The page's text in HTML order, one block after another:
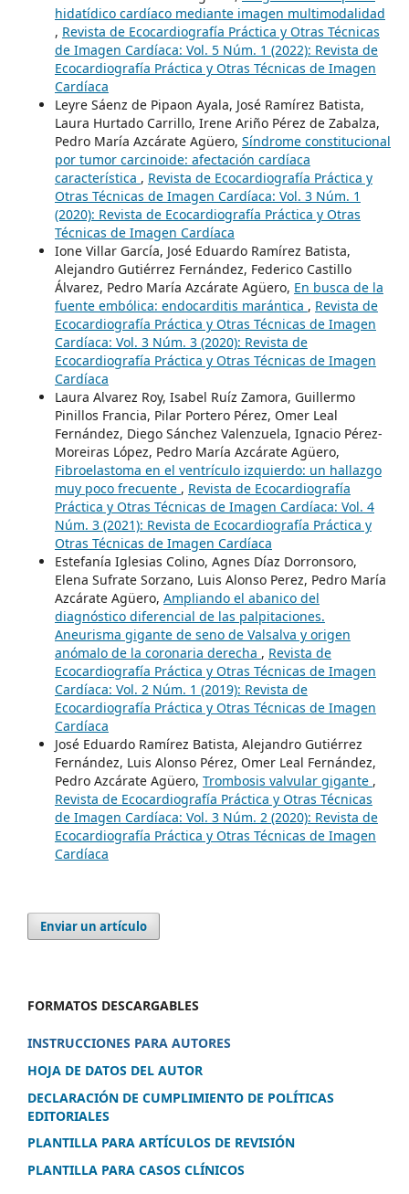
hidatídico cardíaco mediante imagen multimodalidad
, Revista de Ecocardiografía Práctica y Otras Técnicas
de Imagen Cardíaca: Vol. 5 Núm. 1 (2022): Revista de
Ecocardiografía Práctica y Otras Técnicas de Imagen
Cardíaca
Leyre Sáenz de Pipaon Ayala, José Ramírez Batista,
Laura Hurtado Carrillo, Irene Ariño Pérez de Zabalza,
Pedro María Azcárate Agüero, Síndrome constitucional
por tumor carcinoide: afectación cardíaca
característica , Revista de Ecocardiografía Práctica y
Otras Técnicas de Imagen Cardíaca: Vol. 3 Núm. 1
(2020): Revista de Ecocardiografía Práctica y Otras
Técnicas de Imagen Cardíaca
Ione Villar García, José Eduardo Ramírez Batista,
Alejandro Gutiérrez Fernández, Federico Castillo
Álvarez, Pedro María Azcárate Agüero, En busca de la
fuente embólica: endocarditis marántica , Revista de
Ecocardiografía Práctica y Otras Técnicas de Imagen
Cardíaca: Vol. 3 Núm. 3 (2020): Revista de
Ecocardiografía Práctica y Otras Técnicas de Imagen
Cardíaca
Laura Alvarez Roy, Isabel Ruíz Zamora, Guillermo
Pinillos Francia, Pilar Portero Pérez, Omer Leal
Fernández, Diego Sánchez Valenzuela, Ignacio Pérez-
Moreiras López, Pedro María Azcárate Agüero,
Fibroelastoma en el ventrículo izquierdo: un hallazgo
muy poco frecuente , Revista de Ecocardiografía
Práctica y Otras Técnicas de Imagen Cardíaca: Vol. 4
Núm. 3 (2021): Revista de Ecocardiografía Práctica y
Otras Técnicas de Imagen Cardíaca
Estefanía Iglesias Colino, Agnes Díaz Dorronsoro,
Elena Sufrate Sorzano, Luis Alonso Perez, Pedro María
Azcárate Agüero, Ampliando el abanico del
diagnóstico diferencial de las palpitaciones.
Aneurisma gigante de seno de Valsalva y origen
anómalo de la coronaria derecha , Revista de
Ecocardiografía Práctica y Otras Técnicas de Imagen
Cardíaca: Vol. 2 Núm. 1 (2019): Revista de
Ecocardiografía Práctica y Otras Técnicas de Imagen
Cardíaca
José Eduardo Ramírez Batista, Alejandro Gutiérrez
Fernández, Luis Alonso Pérez, Omer Leal Fernández,
Pedro Azcárate Agüero, Trombosis valvular gigante ,
Revista de Ecocardiografía Práctica y Otras Técnicas
de Imagen Cardíaca: Vol. 3 Núm. 2 (2020): Revista de
Ecocardiografía Práctica y Otras Técnicas de Imagen
Cardíaca
Enviar un artículo
FORMATOS DESCARGABLES
INSTRUCCIONES PARA AUTORES
HOJA DE DATOS DEL AUTOR
DECLARACIÓN DE CUMPLIMIENTO DE POLÍTICAS
EDITORIALES
PLANTILLA PARA ARTÍCULOS DE REVISIÓN
PLANTILLA PARA CASOS CLÍNICOS